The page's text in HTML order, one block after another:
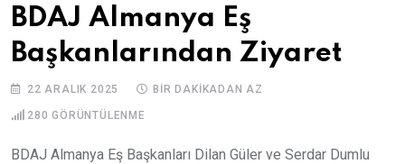
BDAJ Almanya Eş
Başkanlarından Ziyaret
22 ARALIK 2025 BIR DAKIKADAN AZ
280 GÖRÜNTÜLENME
BDAJ Almanya Eş Başkanları Dilan Güler ve Serdar Dumlu